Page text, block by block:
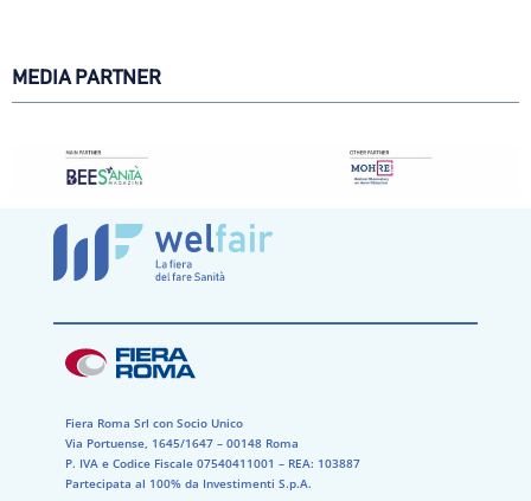
MEDIA PARTNER
Fiera Roma Srl con Socio Unico
Via Portuense, 1645/1647 – 00148 Roma
P. IVA e Codice Fiscale 07540411001​ – REA: 103887​
Partecipata al 100% da Investimenti S.p.A.